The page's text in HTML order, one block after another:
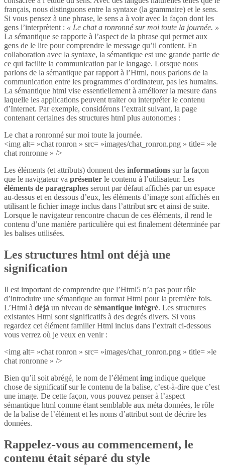
français, nous distinguons entre la syntaxe (la grammaire) et le sens.
Si vous pensez à une phrase, le sens a à voir avec la façon dont les
gens l’interprètent : « Le chat a ronronné sur moi toute la journée. »
La sémantique se rapporte à l’aspect de la phrase qui permet aux
gens de le lire pour comprendre le message qu’il contient. En
collaboration avec la syntaxe, la sémantique est une grande partie de
ce qui facilite la communication par le langage. Lorsque nous
parlons de la sémantique par rapport à l’Html, nous parlons de la
communication entre les programmes d’ordinateur, pas les humains.
La sémantique html vise essentiellement à améliorer la mesure dans
laquelle les applications peuvent traiter ou interpréter le contenu
d’Internet. Par exemple, considérons l’extrait suivant, la page
contenant certaines des structures html plus autonomes :
Le chat a ronronné sur moi toute la journée.
<img alt= »chat ronron » src= »images/chat_ronron.png » title= »le
chat ronronne » />
Les éléments (et attributs) donnent des informations sur la façon
que le navigateur va présenter le contenu à l’utilisateur. Les
éléments de paragraphes seront par défaut affichés par un espace
au-dessus et en dessous d’eux, les éléments d’image sont affichés en
utilisant le fichier image inclus dans l’attribut src et ainsi de suite.
Lorsque le navigateur rencontre chacun de ces éléments, il rend le
contenu d’une manière particulière qui est finalement déterminée par
les balises utilisées.
Les structures html ont déjà une
signification
Il est important de comprendre que l’Html5 n’a pas pour rôle
d’introduire une sémantique au format Html pour la première fois.
L’Html à déjà un niveau de sémantique intégré. Les structures
existantes Html sont significatifs à des degrés divers. Si vous
regardez cet élément familier Html inclus dans l’extrait ci-dessous
vous verrez où je veux en venir :
<img alt= »chat ronron » src= »images/chat_ronron.png » title= »le
chat ronronne » />
Bien qu’il soit abrégé, le nom de l’élément img indique quelque
chose de significatif sur le contenu de la balise, c’est-à-dire que c’est
une image. De cette façon, vous pouvez penser à l’aspect
sémantique html comme étant semblable aux méta données, le rôle
de la balise de l’élément et les noms d’attribut sont de décrire les
données.
Rappelez-vous au commencement, le
contenu était séparé du style